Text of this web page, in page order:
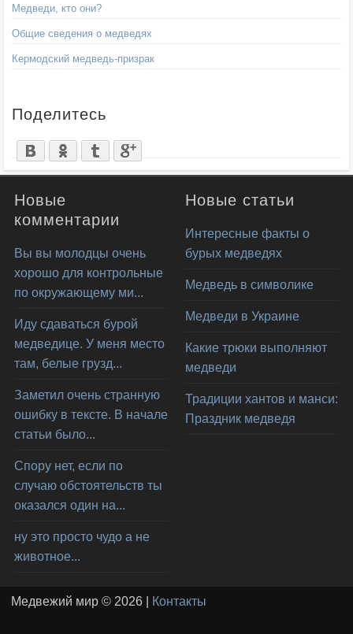
Медведи, кто они?
Общие сведения о медведях
Кермодский медведь-призрак
Поделитесь
Новые
комментарии
Вы вы молодцы очень
хорошо для контрольные
по окружающему ми...
Иду сдаваться бурой
медведице. У меня место
там, белые грузд...
Заметил очень странную
ошибку в тексте. В начале
статьи было...
Спору нет, если по
случаю обстоятельств ты
оказался один на...
ну это просто чудо а не
животное...
Новые статьи
Интересные факты о
бурых медведях
Медведь в символике
Медведи в Украине
Какие трюки выполняют
медведи
Традиции хантов и манси:
Праздник медведя
Медвежий мир © 2026 | Контакты